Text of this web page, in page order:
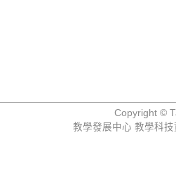
Copyright ©
教學發展中心 教學科